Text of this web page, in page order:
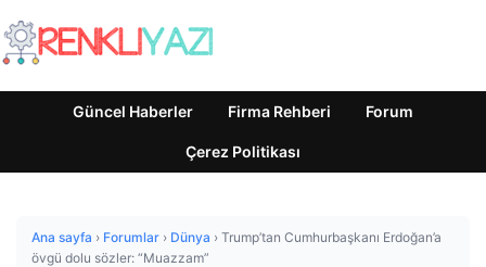
Güncel Haberler Firma Rehberi Forum
Çerez Politikası
Ana sayfa › Forumlar › Dünya › Trump’tan Cumhurbaşkanı Erdoğan’a
övgü dolu sözler: “Muazzam”